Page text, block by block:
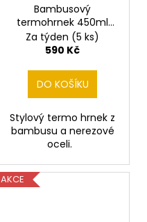
Bambusový
termohrnek 450ml
ROCK & ROLL
Za týden (5 ks)
590 Kč
DO KOŠÍKU
Stylový termo hrnek z
bambusu a nerezové
oceli.
AKCE